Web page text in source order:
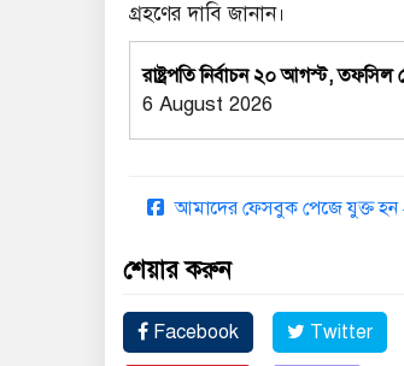
গ্রহণের দাবি জানান।
রাষ্ট্রপতি নির্বাচন ২০ আগস্ট, তফসিল
6 August 2026
আমাদের ফেসবুক পেজে যুক্ত
শেয়ার করুন
Facebook Twitter